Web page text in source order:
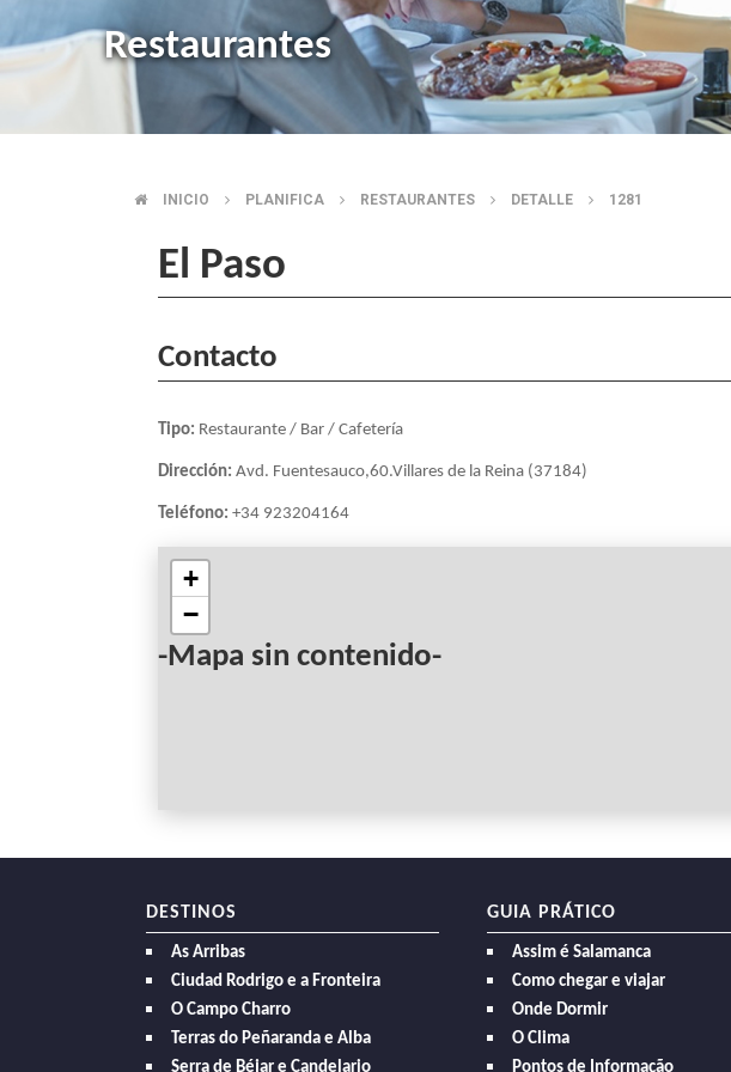
Restaurantes
BREADCRUMB
INICIO PLANIFICA RESTAURANTES DETALLE 1281
El Paso
Contacto
Tipo: Restaurante / Bar / Cafetería
Dirección: Avd. Fuentesauco,60.Villares de la Reina (37184)
Teléfono: +34 923204164
-Mapa sin contenido-
+
−
DESTINOS
As Arribas
Ciudad Rodrigo e a Fronteira
O Campo Charro
Terras do Peñaranda e Alba
Serra de Béjar e Candelario
GUIA PRÁTICO
Assim é Salamanca
Como chegar e viajar
Onde Dormir
O Clima
Pontos de Informação